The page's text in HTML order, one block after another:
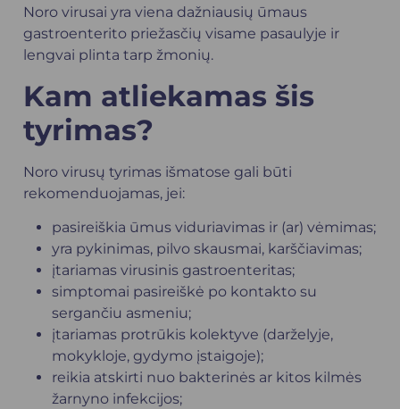
Noro virusai yra viena dažniausių ūmaus
gastroenterito priežasčių visame pasaulyje ir
lengvai plinta tarp žmonių.
Kam atliekamas šis
tyrimas?
Noro virusų tyrimas išmatose gali būti
rekomenduojamas, jei:
pasireiškia ūmus viduriavimas ir (ar) vėmimas;
yra pykinimas, pilvo skausmai, karščiavimas;
įtariamas virusinis gastroenteritas;
simptomai pasireiškė po kontakto su
sergančiu asmeniu;
įtariamas protrūkis kolektyve (darželyje,
mokykloje, gydymo įstaigoje);
reikia atskirti nuo bakterinės ar kitos kilmės
žarnyno infekcijos;